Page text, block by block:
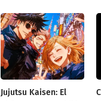
Jujutsu Kaisen: El